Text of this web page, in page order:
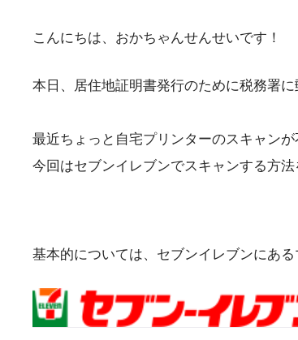
こんにちは、おかちゃんせんせいです！
本日、居住地証明書発行のために税務署
最近ちょっと自宅プリンターのスキャンが
今回はセブンイレブンでスキャンする方法
基本的については、セブンイレブンにあ